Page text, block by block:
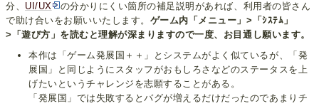
分、 UI/UX
の分かりにくい箇所の補足説明があれば、利用者の皆さん
で助け合いをお願いいたします。 ゲーム内「メニュー」>「ｼｽﾃﾑ」
>「遊び方」を読むと理解が深まりますので一度、お目通し願います。
本作は「ゲーム発展国＋＋」とシステムがよく似ているが、「発
展国」と同じようにスタッフがおもしろさなどのステータスを上
げたいというチャレンジを志願することがある。
「発展国」では失敗するとバグが増えるだけだったのであまりチ